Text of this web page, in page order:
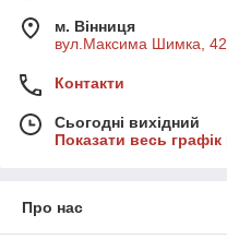
м. Вінниця
вул.Максима Шимка,
Контакти
Сьогодні вихідний
Показати весь
Про нас